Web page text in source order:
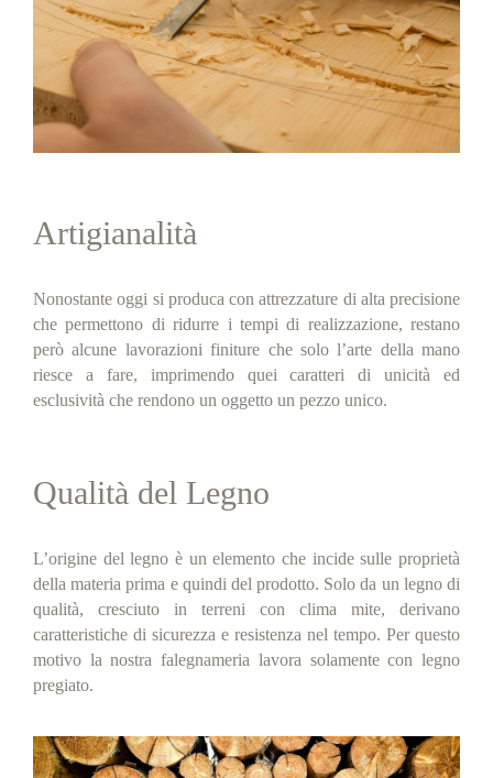
Artigianalità
Nonostante oggi si produca con attrezzature di alta precisione
che permettono di ridurre i tempi di realizzazione, restano
però alcune lavorazioni finiture che solo l’arte della mano
riesce a fare, imprimendo quei caratteri di unicità ed
esclusività che rendono un oggetto un pezzo unico.
Qualità del Legno
L’origine del legno è un elemento che incide sulle proprietà
della materia prima e quindi del prodotto. Solo da un legno di
qualità, cresciuto in terreni con clima mite, derivano
caratteristiche di sicurezza e resistenza nel tempo. Per questo
motivo la nostra falegnameria lavora solamente con legno
pregiato.